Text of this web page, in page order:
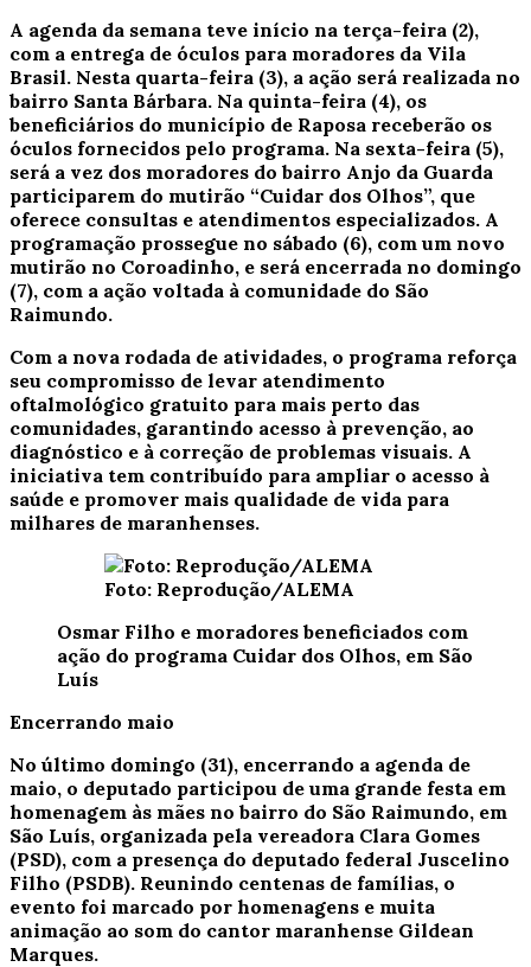
A agenda da semana teve início na terça-feira (2),
com a entrega de óculos para moradores da Vila
Brasil. Nesta quarta-feira (3), a ação será realizada no
bairro Santa Bárbara. Na quinta-feira (4), os
beneficiários do município de Raposa receberão os
óculos fornecidos pelo programa. Na sexta-feira (5),
será a vez dos moradores do bairro Anjo da Guarda
participarem do mutirão “Cuidar dos Olhos”, que
oferece consultas e atendimentos especializados. A
programação prossegue no sábado (6), com um novo
mutirão no Coroadinho, e será encerrada no domingo
(7), com a ação voltada à comunidade do São
Raimundo.
Com a nova rodada de atividades, o programa reforça
seu compromisso de levar atendimento
oftalmológico gratuito para mais perto das
comunidades, garantindo acesso à prevenção, ao
diagnóstico e à correção de problemas visuais. A
iniciativa tem contribuído para ampliar o acesso à
saúde e promover mais qualidade de vida para
milhares de maranhenses.
Foto: Reprodução/ALEMA
Osmar Filho e moradores beneficiados com
ação do programa Cuidar dos Olhos, em São
Luís
Encerrando maio
No último domingo (31), encerrando a agenda de
maio, o deputado participou de uma grande festa em
homenagem às mães no bairro do São Raimundo, em
São Luís, organizada pela vereadora Clara Gomes
(PSD), com a presença do deputado federal Juscelino
Filho (PSDB). Reunindo centenas de famílias, o
evento foi marcado por homenagens e muita
animação ao som do cantor maranhense Gildean
Marques.